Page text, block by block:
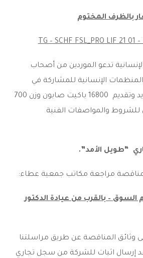
بالظرف المختوم
TG – SCHF FSL_PRO LIF 21 01
تدعو الموردين من أصحاب
الإنسانية للمشاركة في
المناقصة من أجل توريد وتقديم 16800 باكيت صابون وزن 700
والمواصفات الفنية
“طويل الأمد”.
مراجعة مكاتب جمعية عطاء:
السوق – بالقرب من عيادة الدكتور
وثائق المناقصة عن طريق مراسلتنا
إرسال اثبات للشركة من سجل تجاري